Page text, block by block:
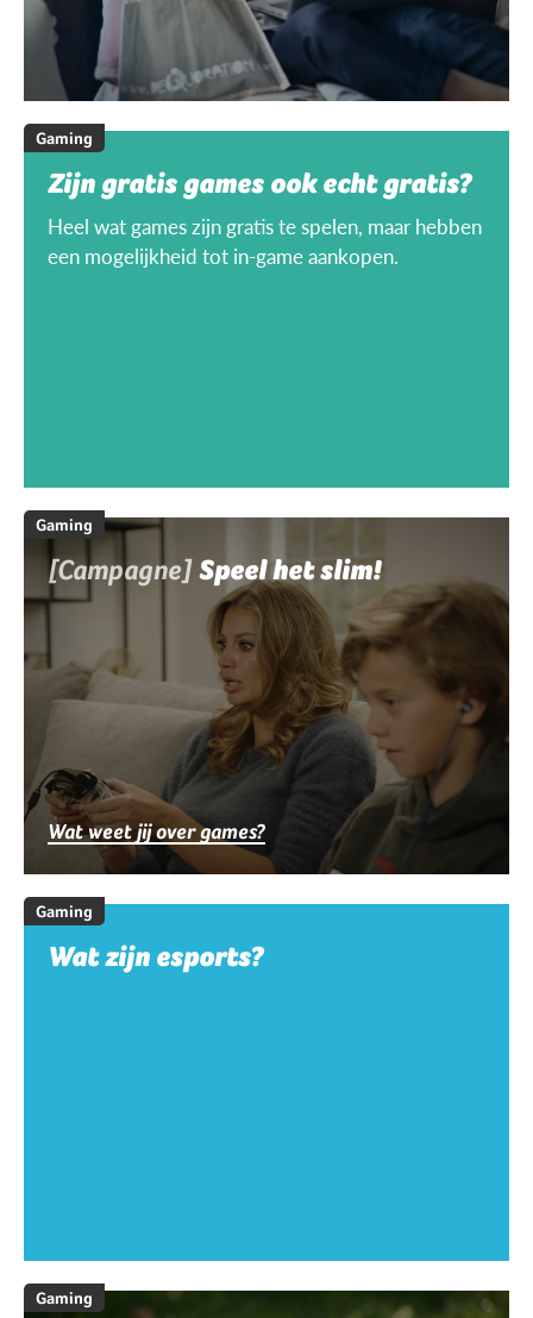
Gaming
Zijn gratis games ook echt gratis?
Heel wat games zijn gratis te spelen, maar hebben
een mogelijkheid tot in-game aankopen.
Gaming
[Campagne]Speel het slim!
Wat weet jij over games?
Gaming
Wat zijn esports?
Gaming